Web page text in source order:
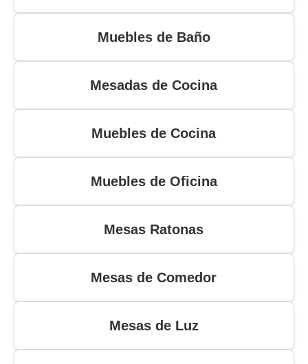
Muebles de Baño
Mesadas de Cocina
Muebles de Cocina
Muebles de Oficina
Mesas Ratonas
Mesas de Comedor
Mesas de Luz